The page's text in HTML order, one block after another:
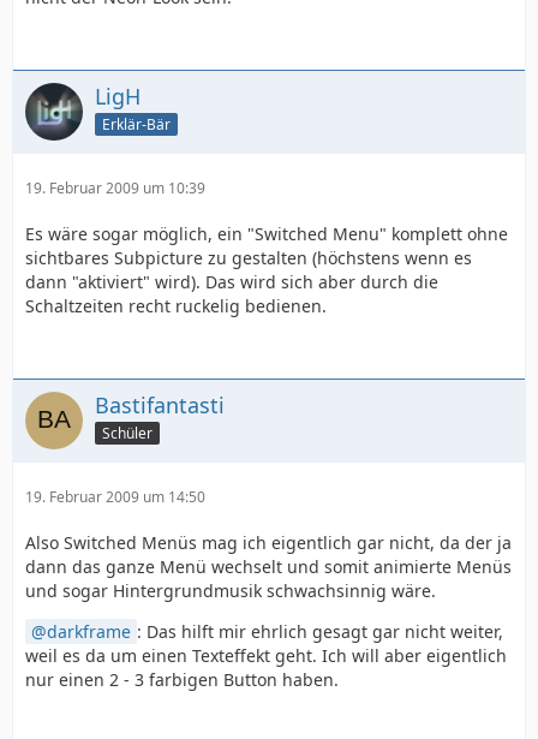
LigH
Erklär-Bär
19. Februar 2009 um 10:39
Es wäre sogar möglich, ein "Switched Menu" komplett ohne
sichtbares Subpicture zu gestalten (höchstens wenn es
dann "aktiviert" wird). Das wird sich aber durch die
Schaltzeiten recht ruckelig bedienen.
Bastifantasti
Schüler
19. Februar 2009 um 14:50
Also Switched Menüs mag ich eigentlich gar nicht, da der ja
dann das ganze Menü wechselt und somit animierte Menüs
und sogar Hintergrundmusik schwachsinnig wäre.
darkframe : Das hilft mir ehrlich gesagt gar nicht weiter,
weil es da um einen Texteffekt geht. Ich will aber eigentlich
nur einen 2 - 3 farbigen Button haben.